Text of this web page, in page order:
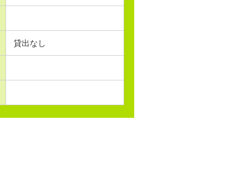
貸出なし